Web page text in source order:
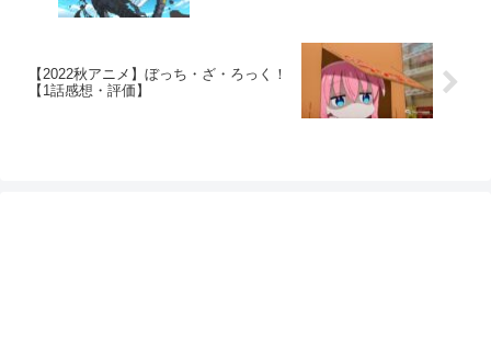
【2022秋アニメ】ぼっち・ざ・ろっく！
【1話感想・評価】